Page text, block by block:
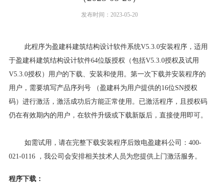
发布时间：2023-05-20
此程序为盈建科建筑结构设计软件系统V5.3.0安装程序，适用
于盈建科建筑结构设计软件64位版授权（包括V5.3.0授权及试用
V5.3.0授权）用户的下载、安装和使用。第一次下载并安装程序的
用户，需要填写产品序列号 （盈建科为用户提供的16位SN授权
码）进行激活，激活成功后方能正常使用。已激活程序，且授权码
仍在有效期内的用户，在软件升级或下载新版后，直接使用即可。
如需试用，请在完整下载安装程序后致电盈建科公司：400-
021-0116 ，我公司会安排相关技术人员为您提供上门激活服务。
程序下载：